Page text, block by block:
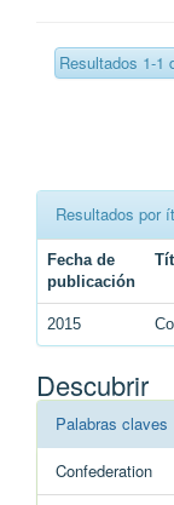
Resultados 1-1
Resultados por
Fecha de
publicación
2015
Descubrir
Palabras claves
Confederation